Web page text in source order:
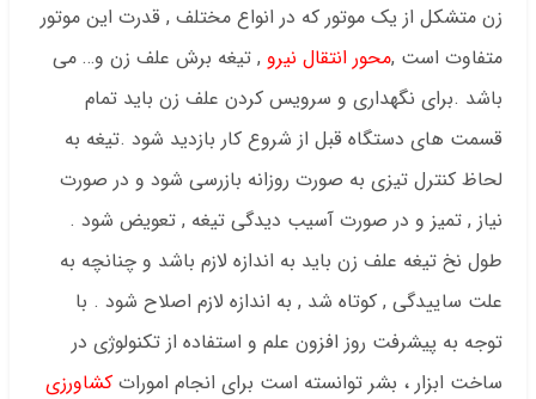
زن متشکل از یک موتور که در انواع مختلف , قدرت این موتور
متفاوت است ,محور انتقال نیرو , تیغه برش علف زن و… می
باشد .برای نگهداری و سرویس کردن علف زن باید تمام
قسمت های دستگاه قبل از شروع کار بازدید شود .تیغه به
لحاظ کنترل تیزی به صورت روزانه بازرسی شود و در صورت
نیاز , تمیز و در صورت آسیب دیدگی تیغه , تعویض شود .
طول نخ تیغه علف زن باید به اندازه لازم باشد و چنانچه به
علت ساییدگی , کوتاه شد , به اندازه لازم اصلاح شود . با
توجه به پیشرفت روز افزون علم و استفاده از تکنولوژی در
ساخت ابزار ، بشر توانسته است برای انجام امورات کشاورزی